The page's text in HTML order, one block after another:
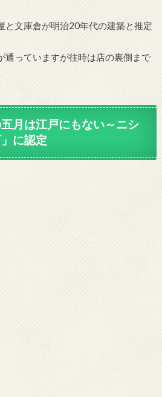
と文庫倉が明治20年代の建築と推定
通っていますが往時は店の裏側まで
月は江戸にもない～ニシ
に認定